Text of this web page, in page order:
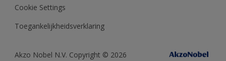
Cookie Settings
Toegankelijkheidsverklaring
Akzo Nobel N.V. Copyright © 2026